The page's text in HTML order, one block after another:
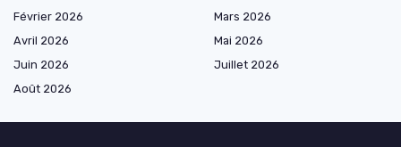
Février 2026
Mars 2026
Avril 2026
Mai 2026
Juin 2026
Juillet 2026
Août 2026